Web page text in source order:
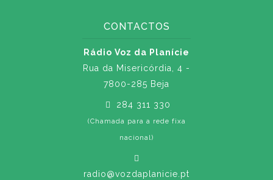
CONTACTOS
Rádio Voz da Planície
Rua da Misericórdia, 4 -
7800-285 Beja
284 311 330
(Chamada para a rede fixa
nacional)
radio@vozdaplanicie.pt